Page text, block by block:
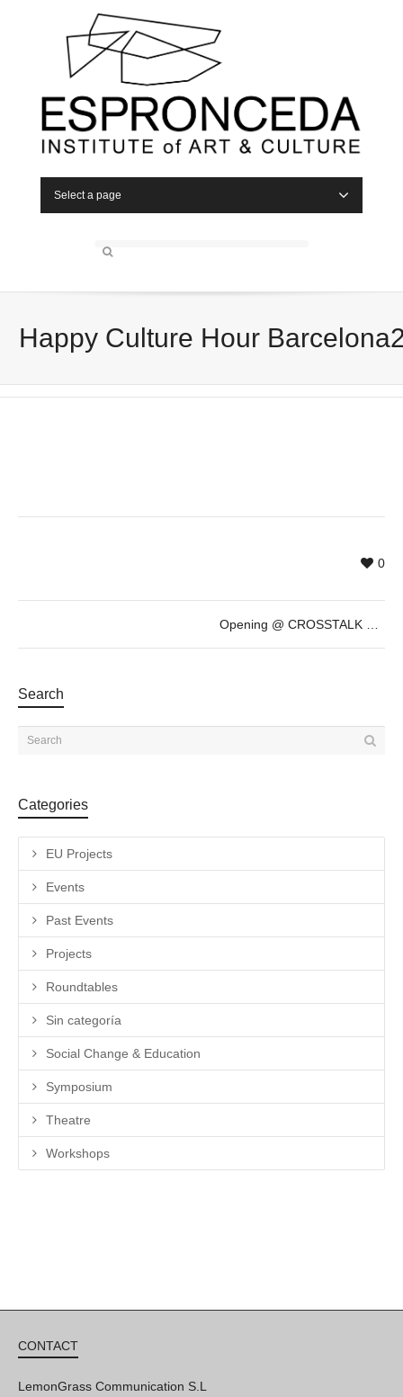
Select a page
Happy Culture Hour
0
Search
Categories
EU Projects
Events
Past Events
Projects
Roundtables
Sin categoría
Social Change & Education
Symposium
Theatre
Workshops
CONTACT
LemonGrass Communication S.L